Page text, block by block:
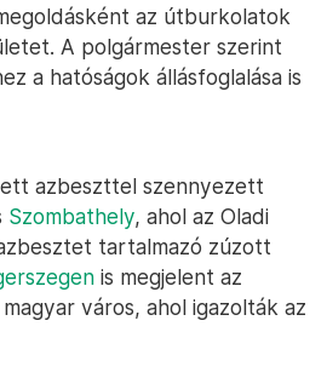
az útburkolatok
A polgármester szerint
a hatóságok állásfoglalása is
azbeszttel szennyezett
Szombathely, ahol az Oladi
tartalmazó zúzott
is megjelent az
város, ahol igazolták az